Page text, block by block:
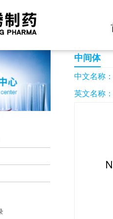
产品中心 1,2-二氟-3-甲
中间体
中文名称
英文名称